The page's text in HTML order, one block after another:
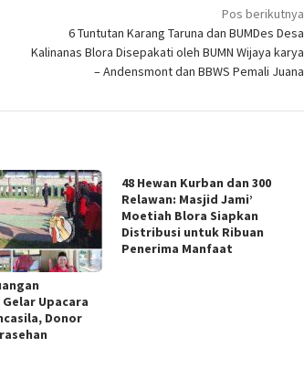
Pos berikutnya
6 Tuntutan Karang Taruna dan BUMDes Desa
Kalinanas Blora Disepakati oleh BUMN Wijaya karya
– Andensmont dan BBWS Pemali Juana
Upacara
Donor
48 Hewan Kurban dan 300
Relawan: Masjid Jami’
Moetiah Blora Siapkan
Distribusi untuk Ribuan
Penerima Manfaat